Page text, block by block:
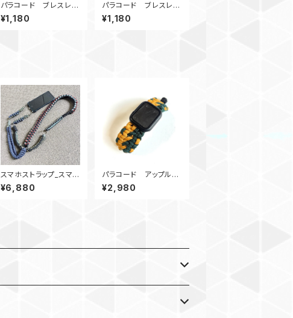
パラコード ブレスレッ
ト DragonTeeth_G
Nv
¥1,180
パラコード ブレスレッ
ト SiberianTiger_B
K
¥1,180
スマホストラップ_スマホ
ショルダース_パラコー
ドトラップ_竜使い_4Rin
¥6,880
パラコード アップルウ
ォッチ バンド44_Doubl
eWide_カーキ緑 Appl
¥2,980